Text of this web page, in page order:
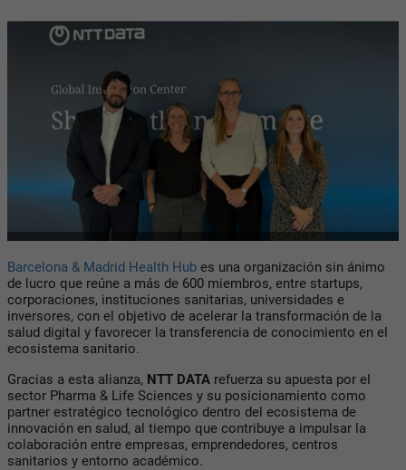
Barcelona & Madrid Health Hub es una organización sin ánimo
de lucro que reúne a más de 600 miembros, entre startups,
corporaciones, instituciones sanitarias, universidades e
inversores, con el objetivo de acelerar la transformación de la
salud digital y favorecer la transferencia de conocimiento en el
ecosistema sanitario.
Gracias a esta alianza, NTT DATA refuerza su apuesta por el
sector Pharma & Life Sciences y su posicionamiento como
partner estratégico tecnológico dentro del ecosistema de
innovación en salud, al tiempo que contribuye a impulsar la
colaboración entre empresas, emprendedores, centros
sanitarios y entorno académico.